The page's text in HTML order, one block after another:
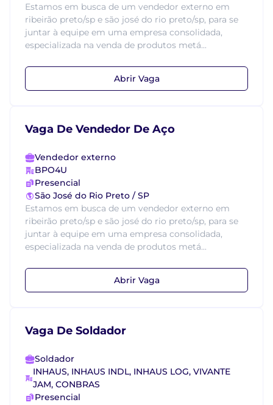
Estamos em busca de um vendedor externo em
ribeirão preto/sp e são josé do rio preto/sp, para se
juntar à equipe em uma empresa consolidada,
especializada na venda de produtos metá...
Abrir Vaga
Vaga De Vendedor De Aço
Vendedor externo
BPO4U
Presencial
São José do Rio Preto / SP
Estamos em busca de um vendedor externo em
ribeirão preto/sp e são josé do rio preto/sp, para se
juntar à equipe em uma empresa consolidada,
especializada na venda de produtos metá...
Abrir Vaga
Vaga De Soldador
Soldador
INHAUS, INHAUS INDL, INHAUS LOG, VIVANTE
JAM, CONBRAS
Presencial